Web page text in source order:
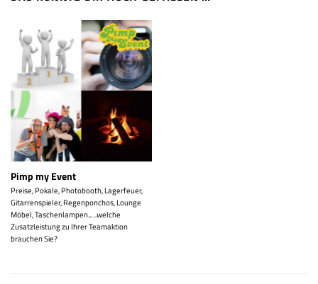
Pimp my Event
Preise, Pokale, Photobooth, Lagerfeuer,
Gitarrenspieler, Regenponchos, Lounge
Möbel, Taschenlampen... ..welche
Zusatzleistung zu Ihrer Teamaktion
brauchen Sie?